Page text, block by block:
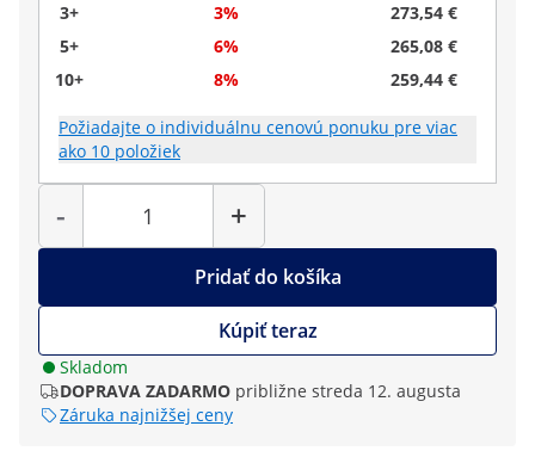
3+
3%
273,54 €
5+
6%
265,08 €
10+
8% 259,44 €
Požiadajte o individuálnu cenovú ponuku pre viac
ako 10 položiek
-
Množstvo
+
Pridať do košíka
Kúpiť teraz
Skladom
DOPRAVA ZADARMO približne streda 12. augusta
Záruka najnižšej ceny